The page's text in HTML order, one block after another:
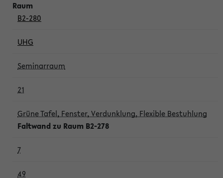
B2-280
UHG
Seminarraum
21
Grüne Tafel, Fenster, Verdunklung, Flexible Bestuhlung
Faltwand zu Raum B2-278
7
49